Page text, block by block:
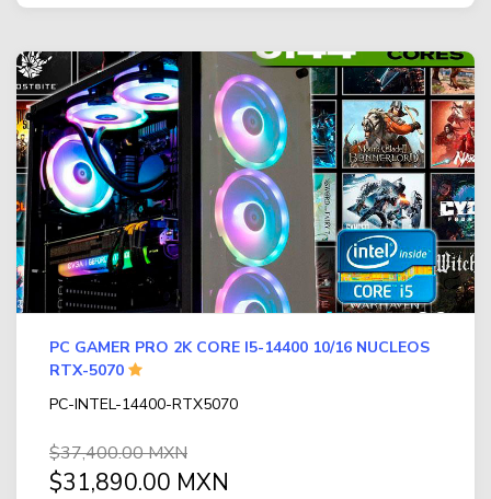
PC GAMER PRO 2K CORE I5-14400 10/16 NUCLEOS
RTX-5070
PC-INTEL-14400-RTX5070
$37,400.00 MXN
$31,890.00 MXN